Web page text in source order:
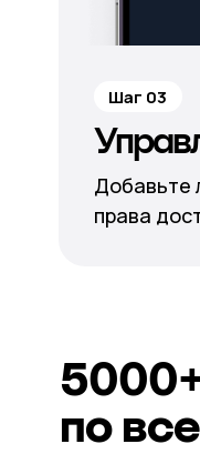
Добавьте
права
Шаг 03
по